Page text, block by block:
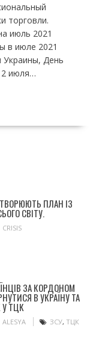
торговли.
июль 2021
в июле 2021
Украины, День
2 июля…
ПЛАН ІЗ
СВІТУ.
CRISIS
ЗА КОРДОНОМ
В УКРАЇНУ ТА
У ТЦК
ALESYA ЗСУ, ТЦК